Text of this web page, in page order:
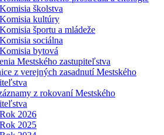
Komisia školstva
Komisia kultúry
Komisia športu a mládeže
Komisia sociálna
Komisia bytová
Mestského zastupiteľstva
z verejných zasadnutí Mestského
z rokovaní Mestského
Rok 2026
Rok 2025